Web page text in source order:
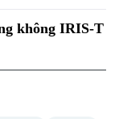
không IRIS-T